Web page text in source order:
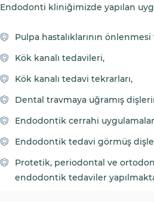
Endodonti kliniğimizde yapılan
Pulpa hastalıklarının
Kök kanalı tedavileri,
Kök kanalı tedavi tekrarları,
Dental travmaya uğramış
Endodontik cerrahi
Endodontik tedavi görmüş
Protetik, periodontal ve
endodontik tedaviler